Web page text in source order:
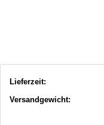
Lieferzeit:
Versandgewicht: